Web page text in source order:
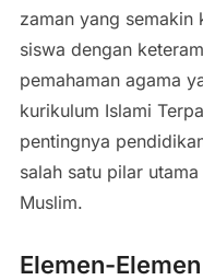
zaman yang semakin
siswa dengan
pemahaman agama
kurikulum Islami
pentingnya
salah satu pilar
Muslim.
Elemen-